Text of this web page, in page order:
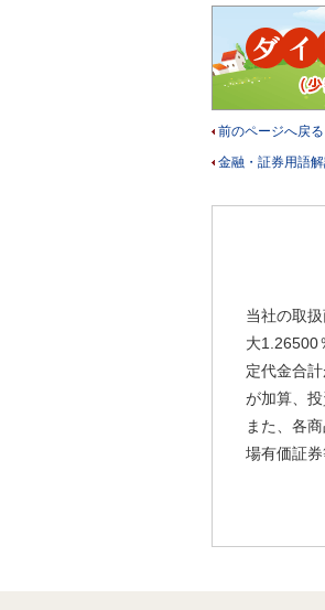
前のページへ戻る
金融・証券用語
当社の取
大1.26500
定代金合
が加算、
また、各
場有価証